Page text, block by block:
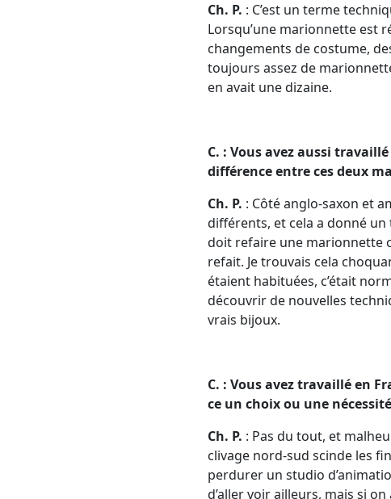
Ch. P. : C’est un terme
Lorsqu’une marionnette est
changements de costume,
toujours assez de
en avait une dizaine.
C. : Vous avez aussi
différence entre ces deux
Ch. P. : Côté anglo-saxon et
différents, et cela a donné un
doit refaire une marionnette
refait. Je trouvais cela
étaient habituées, c’était
découvrir de nouvelles
vrais bijoux.
C. : Vous avez travaillé en
ce un choix ou une
Ch. P. : Pas du tout, et
clivage nord-sud scinde les
perdurer un studio
d’aller voir ailleurs, mais si